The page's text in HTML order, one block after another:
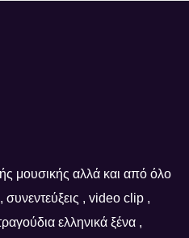
μουσικής αλλά και από όλο
, video clip ,
ελληνικά ξένα ,